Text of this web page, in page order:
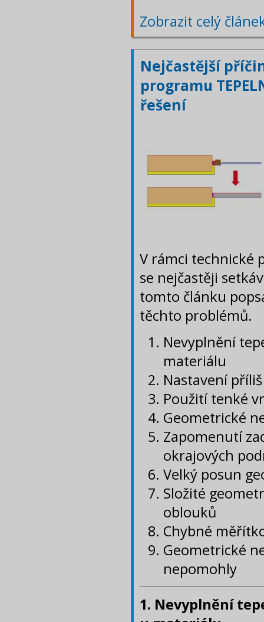
Zobrazit celý
Nejčastější
programu
řešení
V rámci technické
se nejčastěji
tomto článku
těchto problémů.
Nevyplnění
materiálu
Nastavení
Použití tenké
Geometrické
Zapomenutí
okrajových
Velký posun
Složité
oblouků
Chybné
Geometrické
nepomohly
1. Nevyplnění